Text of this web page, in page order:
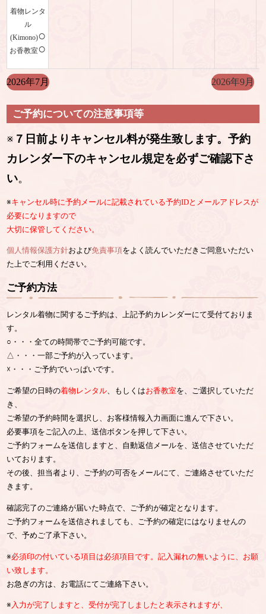
着物レンタ
ル
(Kimono)○
お香教室○
2026年7月 2026年9月
ご予約についての注意事項等
※ ７日前よりキャンセル料が発生致します。予約
カレンダー下のキャンセル規定を必ずご確認下さ
い。
※キャンセル時に予約メールに記載されている予約IDとメールアドレスが
必要になりますので
大切に保管してください。
個人情報保護方針および免責事項をよく読んでいただきご同意いただい
た上でご利用ください。
ご予約方法
レンタル着物に関するご予約は、上記予約カレンダーにて受付ておりま
す。
○・・・全ての時間帯でご予約可能です。
△・・・一部ご予約が入っています。
☓・・・ご予約でいっぱいです。
ご希望の日時の着物レンタル、もしくはお香教室を、ご選択していただ
き、
ご希望の予約時間を選択し、お客様情報入力画面に進んで下さい。
必要事項をご記入の上、送信ボタンを押して下さい。
ご予約フォームを送信しますと、自動返信メールを、送信させていただ
いております。
その後、担当者より、ご予約の可否をメールにて、ご連絡させていただ
きます。
確認完了のご連絡が届いた時点で、ご予約が確定となります。
ご予約フォームを送信されましても、ご予約の確定にはなりませんの
で、予めご了承下さい。
※必須印の付いている項目は必須項目です。記入漏れの無いように、お願
い致します。
お急ぎの方は、お電話にてご連絡下さい。
※ 入力が完了しますと、受付が完了しましたと表示されますが、